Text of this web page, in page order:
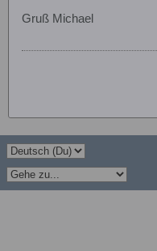
Gruß Michael